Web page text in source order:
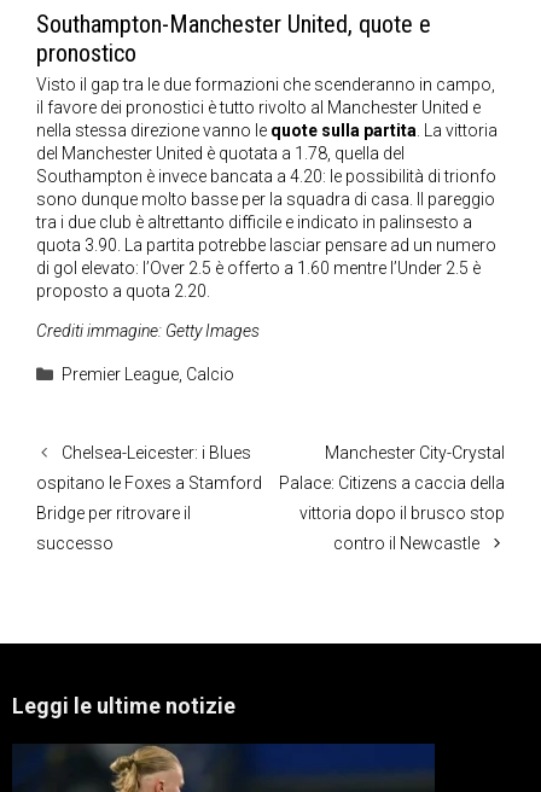
Southampton-Manchester United, quote e
pronostico
Visto il gap tra le due formazioni che scenderanno in campo,
il favore dei pronostici è tutto rivolto al Manchester United e
nella stessa direzione vanno le quote sulla partita. La vittoria
del Manchester United è quotata a 1.78, quella del
Southampton è invece bancata a 4.20: le possibilità di trionfo
sono dunque molto basse per la squadra di casa. Il pareggio
tra i due club è altrettanto difficile e indicato in palinsesto a
quota 3.90. La partita potrebbe lasciar pensare ad un numero
di gol elevato: l’Over 2.5 è offerto a 1.60 mentre l’Under 2.5 è
proposto a quota 2.20.
Crediti immagine: Getty Images
Categorie
Premier League, Calcio
Chelsea-Leicester: i Blues
ospitano le Foxes a Stamford
Bridge per ritrovare il
successo
Manchester City-Crystal
Palace: Citizens a caccia della
vittoria dopo il brusco stop
contro il Newcastle
Leggi le ultime notizie